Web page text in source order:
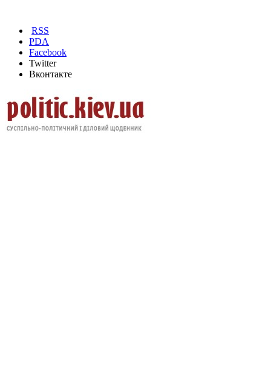
RSS
PDA
Facebook
Twitter
Вконтакте